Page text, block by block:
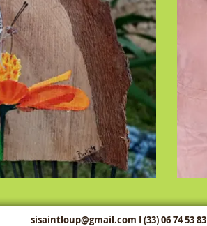
sisaintloup@gmail.com I (33) 06 74 53